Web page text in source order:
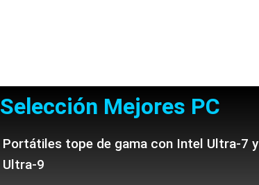
Selección Mejores PC
Portátiles tope de gama con Intel Ultra-7 y
Ultra-9